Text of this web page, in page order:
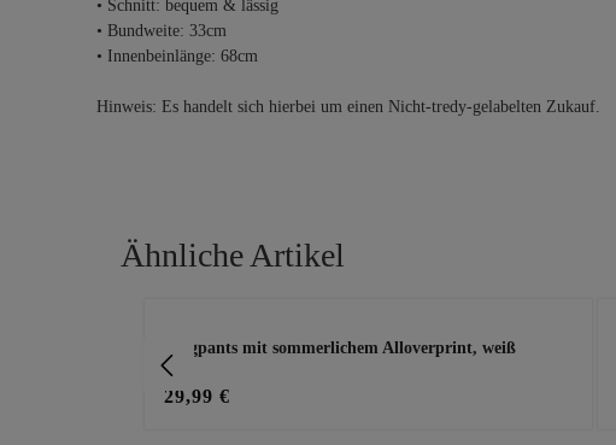
• Schnitt: bequem & lässig
• Bundweite: 33cm
• Innenbeinlänge: 68cm
Hinweis: Es handelt sich hierbei um einen Nicht-tredy-gelabelten Zukauf.
Ähnliche Artikel
Joggpants mit sommerlichem Alloverprint, weiß
29,99 €